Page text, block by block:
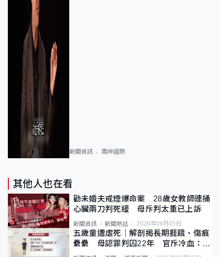
新聞資訊 兩岸國際
其他人也在看
勸未婚夫戒煙爆命案 28歲女教師連捅
心臟兩刀判死緩 母斥判太重已上訴
新聞資訊 新聞熱話 2026年08月05日
五歲童遭虐死｜解剖揭長期捱餓、傷痕
纍纍 母認罪判囚22年 官斥冷血：同
類案最惡劣